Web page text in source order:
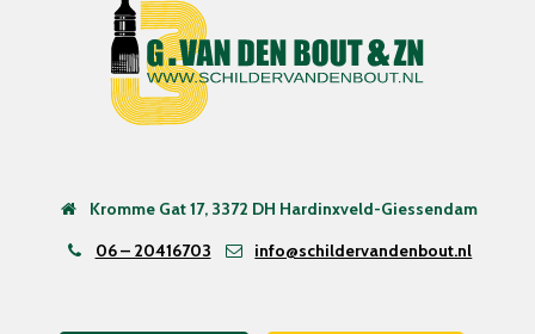
Kromme Gat 17, 3372 DH Hardinxveld-Giessendam
06 – 20416703
info@schildervandenbout.nl